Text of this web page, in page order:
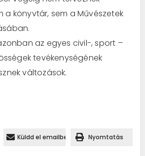
könyvtár, sem a Művészetek
az egyes civil-, sport –
tevékenységének
változások.
Küldd el emailben Nyomtatás